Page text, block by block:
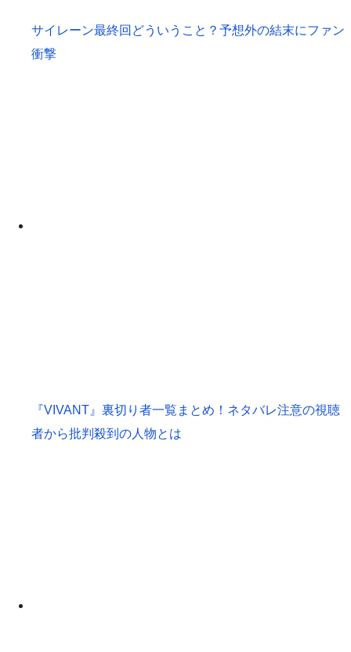
サイレーン最終回どういうこと？予想外の結末にファン
衝撃
『VIVANT』裏切り者一覧まとめ！ネタバレ注意の視聴
者から批判殺到の人物とは